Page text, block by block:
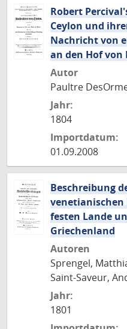
Robert
Ceylon und
Nachricht von
an den Hof von
Autor
Paultre
Jahr:
1804
Importdatum:
01.09.2008
Beschreibung
venetianischen
festen Lande
Griechenland
Autoren
Sprengel,
Saint-Saveur,
Jahr:
1801